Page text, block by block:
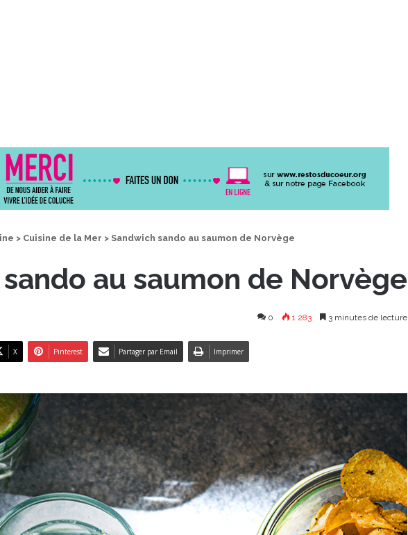
> Cuisine de la Mer > Sandwich sando au saumon de Norvège
au saumon de Norvège
0 1 283 3 minutes de lecture
X Pinterest Partager par Email Imprimer